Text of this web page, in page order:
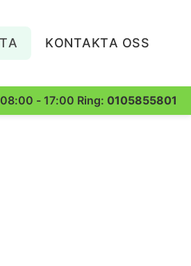
KONTAKTA OSS
- 17:00 Ring: 0105855801